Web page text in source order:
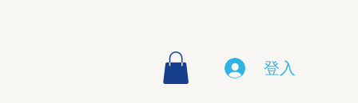
登入